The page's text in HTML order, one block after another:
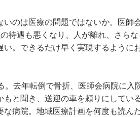
のは医療の問題ではないか。医師
待遇も悪くなり、人が離れ、さら
。できるだけ早く実現するように
去年転倒で骨折、医師会病院に入
と聞き、送迎の車を頼りにしてい
病院。地域医療計画を何度も読ん